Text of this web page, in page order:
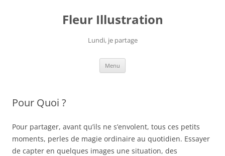
Fleur Illustration
Lundi, je partage
Menu
Pour Quoi ?
Pour partager, avant qu’ils ne s’envolent, tous ces petits
moments, perles de magie ordinaire au quotidien. Essayer
de capter en quelques images une situation, des